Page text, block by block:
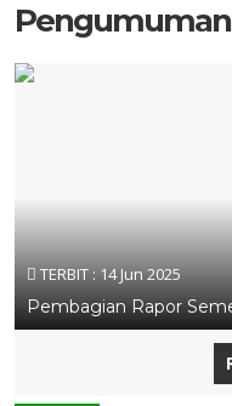
Pengumuman
TERBIT : 14 Jun 2025
Pembagian Rapor